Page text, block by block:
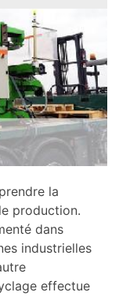
la
production.
dans
industrielles
effectue